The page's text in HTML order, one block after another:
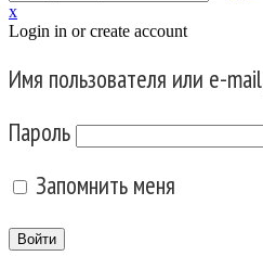
x
Login in or create account
Имя пользователя или e-mail
Пароль
Запомнить меня